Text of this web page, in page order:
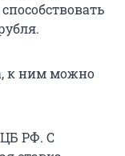
к ним можно
РФ. С